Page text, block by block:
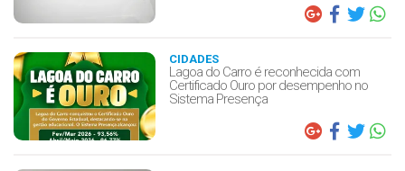
CIDADES
Lagoa do Carro é reconhecida com
Certificado Ouro por desempenho no
Sistema Presença